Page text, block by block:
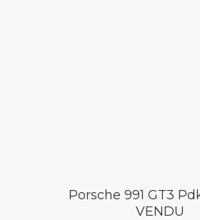
Porsche 991 GT3
VENDU